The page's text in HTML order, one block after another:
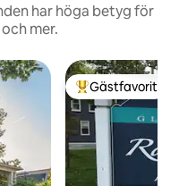
har höga betyg för
mer.
Populär
Gästfavorit